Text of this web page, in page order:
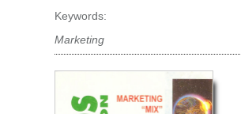
Keywords:
Marketing